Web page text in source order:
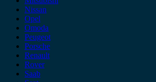
Nissan
Opel
Omoda
Peugeot
Porsche
Renault
Rover
Saab